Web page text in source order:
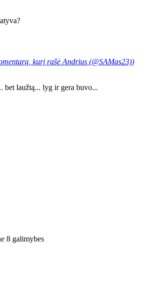
kurį rašė Andrius (@SAMas23))
bet laužtą... lyg ir gera buvo...
8 galimybes